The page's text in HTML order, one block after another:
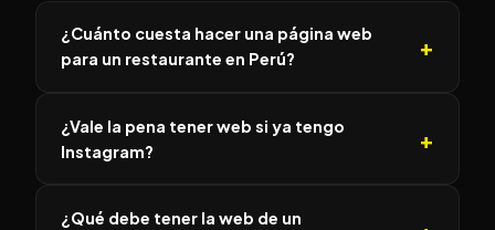
¿Cuánto cuesta hacer una página web
para un restaurante en Perú?
¿Vale la pena tener web si ya tengo
Instagram?
¿Qué debe tener la web de un